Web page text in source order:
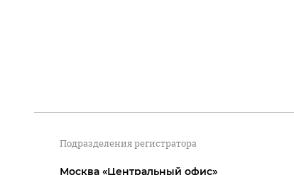
Подразделения регистратора
Москва «Центральный офис»